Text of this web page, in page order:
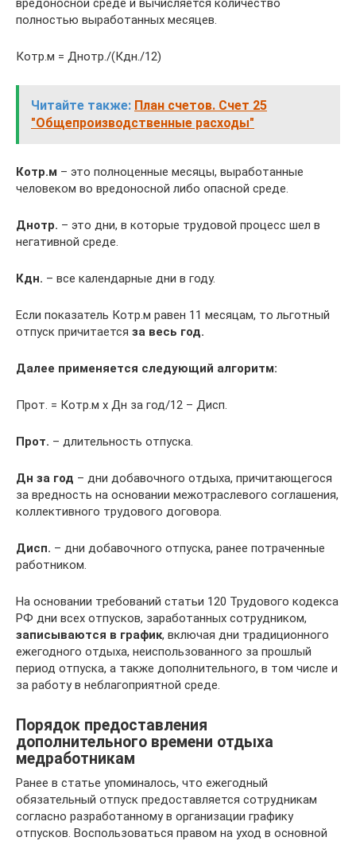
полностью выработанных месяцев.
Котр.м = Днотр./(Кдн./12)
Читайте также: План счетов. Счет 25
"Общепроизводственные расходы"
Котр.м – это полноценные месяцы, выработанные
человеком во вредоносной либо опасной среде.
Днотр. – это дни, в которые трудовой процесс шел в
негативной среде.
Кдн. – все календарные дни в году.
Если показатель Котр.м равен 11 месяцам, то льготный
отпуск причитается за весь год.
Далее применяется следующий алгоритм:
Прот. = Котр.м х Дн за год/12 – Дисп.
Прот. – длительность отпуска.
Дн за год – дни добавочного отдыха, причитающегося
за вредность на основании межотраслевого соглашения,
коллективного трудового договора.
Дисп. – дни добавочного отпуска, ранее потраченные
работником.
На основании требований статьи 120 Трудового кодекса
РФ дни всех отпусков, заработанных сотрудником,
записываются в график, включая дни традиционного
ежегодного отдыха, неиспользованного за прошлый
период отпуска, а также дополнительного, в том числе и
за работу в неблагоприятной среде.
Порядок предоставления
дополнительного времени отдыха
медработникам
Ранее в статье упоминалось, что ежегодный
обязательный отпуск предоставляется сотрудникам
согласно разработанному в организации графику
отпусков. Воспользоваться правом на уход в основной